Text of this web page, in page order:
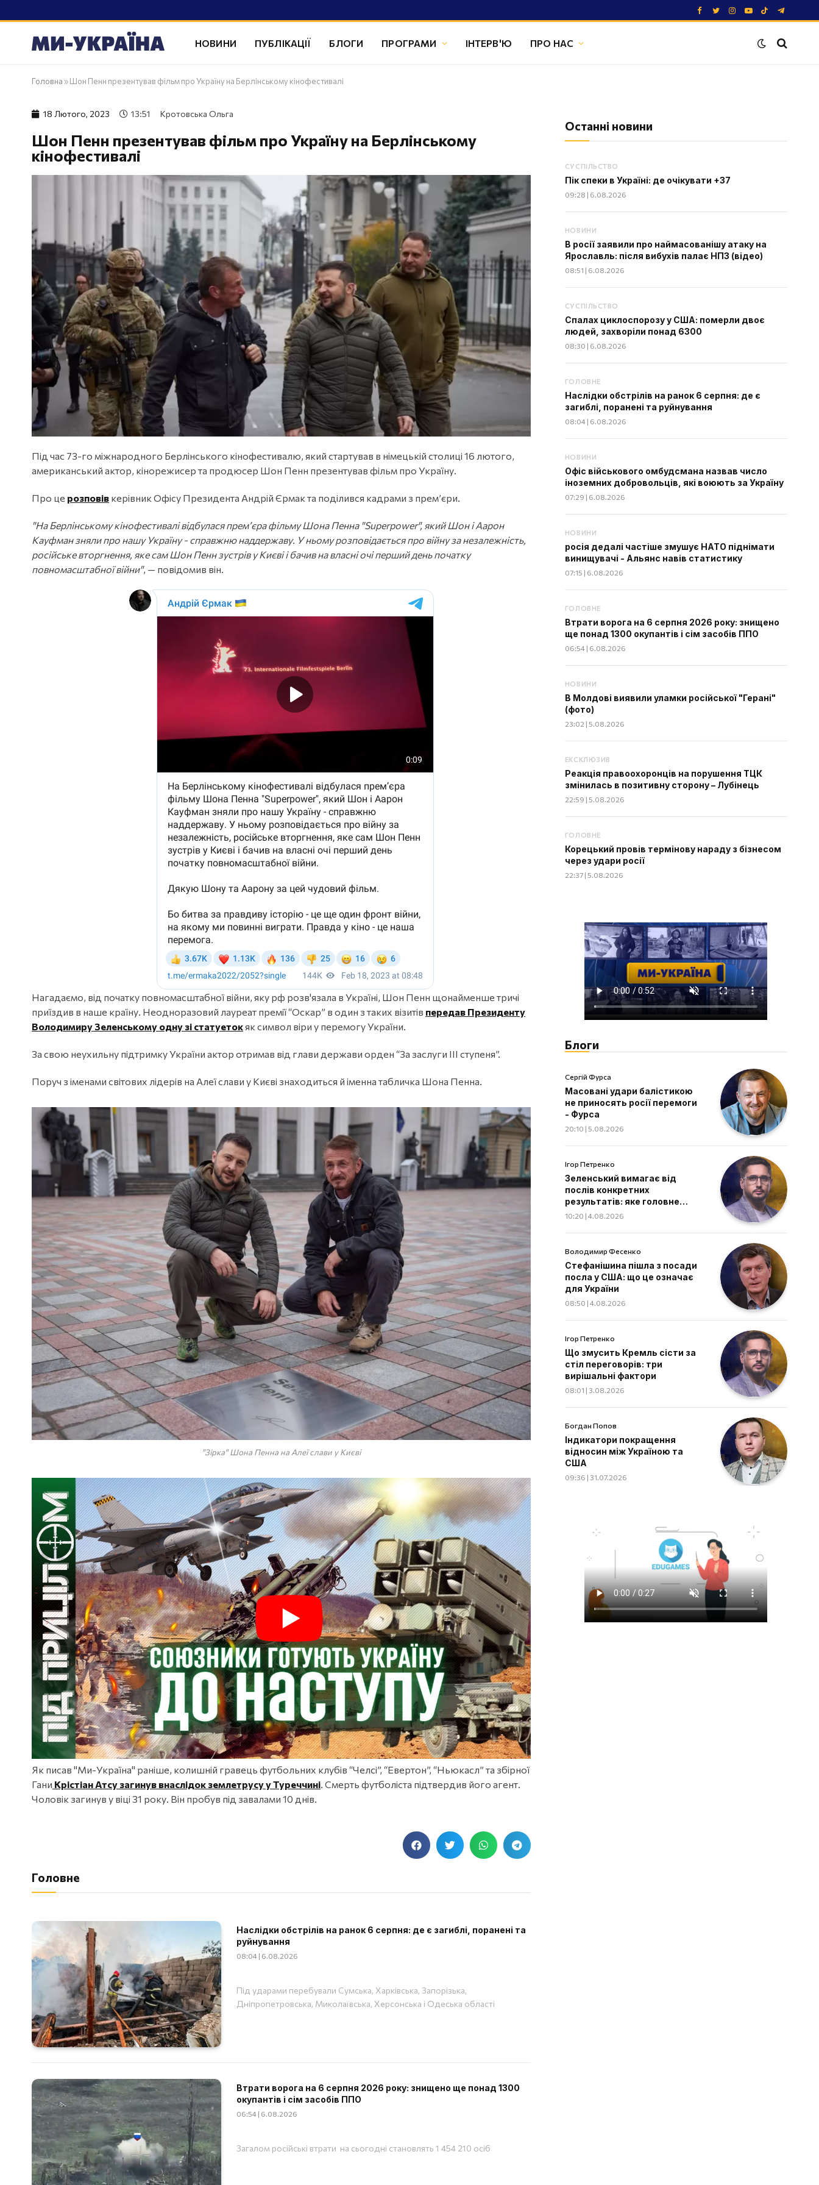
Facebook
TwitterInstagram
YouTube
TikTokTelegram
НОВИНИ ПУБЛІКАЦІЇ БЛОГИ ПРОГРАМИ ІНТЕРВ'Ю ПРО НАС
Головна »Шон Пенн презентував фільм про Україну на Берлінському кінофестивалі
18 Лютого, 2023 13:51 Кротовська Ольга
Шон Пенн презентував фільм про Україну на Берлінському
кінофестивалі
Під час 73-го міжнародного Берлінського кінофестивалю, який стартував в німецькій столиці 16 лютого,
американський актор, кінорежисер та продюсер Шон Пенн презентував фільм про Україну.
Про це розповів керівник Офісу Президента Андрій Єрмак та поділився кадрами з прем’єри.
"На Берлінському кінофестивалі відбулася прем’єра фільму Шона Пенна "Superpower", який Шон і Аарон
Кауфман зняли про нашу Україну - справжню наддержаву. У ньому розповідається про війну за незалежність,
російське вторгнення, яке сам Шон Пенн зустрів у Києві і бачив на власні очі перший день початку
повномасштабної війни", — повідомив він.
Нагадаємо, від початку повномасштабної війни, яку рф розв'язала в Україні, Шон Пенн щонайменше тричі
приїздив в наше країну. Неодноразовий лауреат премії “Оскар” в один з таких візитів передав Президенту
Володимиру Зеленському одну зі статуетокяк символ віри у перемогу України.
За свою неухильну підтримку України актор отримав від глави держави орден “За заслуги ІІІ ступеня”.
Поруч з іменами світових лідерів на Алеї слави у Києві знаходиться й іменна табличка Шона Пенна.
"Зірка" Шона Пенна на Алеї слави у Києві
Як писав "Ми-Україна" раніше, колишній гравець футбольних клубів “Челсі”, “Евертон”, “Ньюкасл” та збірної
Гани Крістіан Атсу загинув внаслідок землетрусу у Туреччині . Смерть футболіста підтвердив його агент.
Чоловік загинув у віці 31 року. Він пробув під завалами 10 днів.
Головне
Наслідки обстрілів на ранок 6 серпня: де є загиблі, поранені та
руйнування
08:04 | 6.08.2026
Під ударами перебували Сумська, Харківська, Запорізька,
Дніпропетровська, Миколаївська, Херсонська і Одеська області
Втрати ворога на 6 серпня 2026 року: знищено ще понад 1300
окупантів і сім засобів ППО
06:54 | 6.08.2026
Загалом російські втрати на сьогодні становлять 1 454 210 осіб
Останні новини
СУСПІЛЬСТВО
Пік спеки в Україні: де очікувати +37
09:28 | 6.08.2026
НОВИНИ
В росії заявили про наймасованішу атаку на
Ярославль: після вибухів палає НПЗ (відео)
08:51 | 6.08.2026
СУСПІЛЬСТВО
Спалах циклоспорозу у США: померли двоє
людей, захворіли понад 6300
08:30 | 6.08.2026
ГОЛОВНЕ
Наслідки обстрілів на ранок 6 серпня: де є
загиблі, поранені та руйнування
08:04 | 6.08.2026
НОВИНИ
Офіс військового омбудсмана назвав число
іноземних добровольців, які воюють за Україну
07:29 | 6.08.2026
НОВИНИ
росія дедалі частіше змушує НАТО піднімати
винищувачі - Альянс навів статистику
07:15 | 6.08.2026
ГОЛОВНЕ
Втрати ворога на 6 серпня 2026 року: знищено
ще понад 1300 окупантів і сім засобів ППО
06:54 | 6.08.2026
НОВИНИ
В Молдові виявили уламки російської "Герані"
(фото)
23:02 | 5.08.2026
ЕКСКЛЮЗИВ
Реакція правоохоронців на порушення ТЦК
змінилась в позитивну сторону – Лубінець
22:59 | 5.08.2026
ГОЛОВНЕ
Корецький провів термінову нараду з бізнесом
через удари росії
22:37 | 5.08.2026
Блоги
Сергій Фурса
Масовані удари балістикою
не приносять росії перемоги
- Фурса
20:10 | 5.08.2026
Ігор Петренко
Зеленський вимагає від
послів конкретних
результатів: яке головне
завдання дипломатів
10:20 | 4.08.2026
Володимир Фесенко
Стефанішина пішла з посади
посла у США: що це означає
для України
08:50 | 4.08.2026
Ігор Петренко
Що змусить Кремль сісти за
стіл переговорів: три
вирішальні фактори
08:01 | 3.08.2026
Богдан Попов
Індикатори покращення
відносин між Україною та
США
09:36 | 31.07.2026